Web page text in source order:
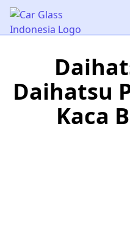
Car Glass Indonesia
Daihatsu
Kaca